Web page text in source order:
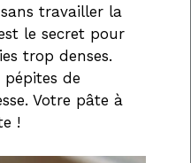
travailler la
le secret pour
trop denses.
de
Votre pâte à
!